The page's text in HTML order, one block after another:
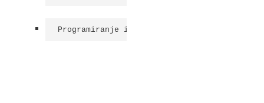
Programiranje i programski jezici